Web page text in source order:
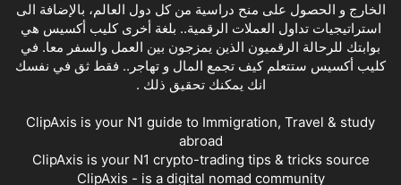
الخارج و الحصول على منح دراسية من كل دول العالم، بالإضافة الى
استراتيجيات تداول العملات الرقمية.. بلغة أخرى كليب أكسيس هي
بوابتك للرحالة الرقميون الذين يمزجون بين العمل والسفر معا. في
كليب أكسيس ستتعلم كيف تجمع المال و تهاجر.. فقط ثق في نفسك
انك يمكنك تحقيق ذلك .
ClipAxis is your N1 guide to Immigration, Travel & study
abroad
ClipAxis is your N1 crypto-trading tips & tricks source
ClipAxis - is a digital nomad community